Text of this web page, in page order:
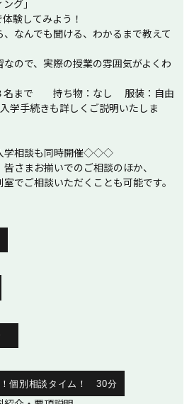
グ」
験してみよう！
なんでも聞ける、わかるまで教えて
ので、実際の授業の雰囲気がよくわ
名まで 持ち物：なし 服装：自由
学手続きも詳しくご説明いたしま
相談も同時開催◇◇◇
さまお揃いでのご相談のほか、
でご相談いただくことも可能です。
個別相談タイム！ 30分